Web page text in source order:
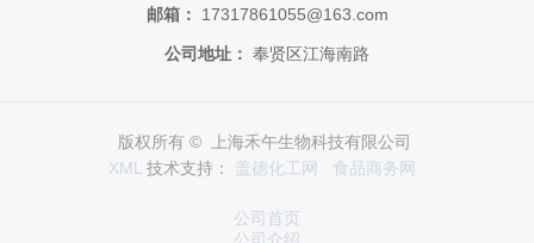
邮箱： 17317861055@163.com
公司地址： 奉贤区江海南路
版权所有 © 上海禾午生物科技有限公司
XML 技术支持： 盖德化工网 食品商务网
公司首页